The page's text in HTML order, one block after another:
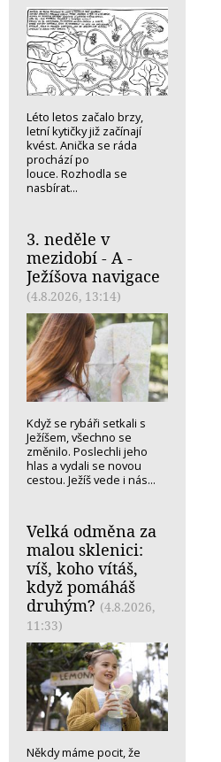
Léto letos začalo brzy,
letní kytičky již začínají
kvést. Anička se ráda
prochází po
louce. Rozhodla se
nasbírat...
3. neděle v
mezidobí - A -
Ježíšova navigace
(4.8.2026, 13:14)
Když se rybáři setkali s
Ježíšem, všechno se
změnilo. Poslechli jeho
hlas a vydali se novou
cestou. Ježíš vede i nás...
Velká odměna za
malou sklenici:
víš, koho vítáš,
když pomáháš
druhým? (4.8.2026,
11:33)
Někdy máme pocit, že